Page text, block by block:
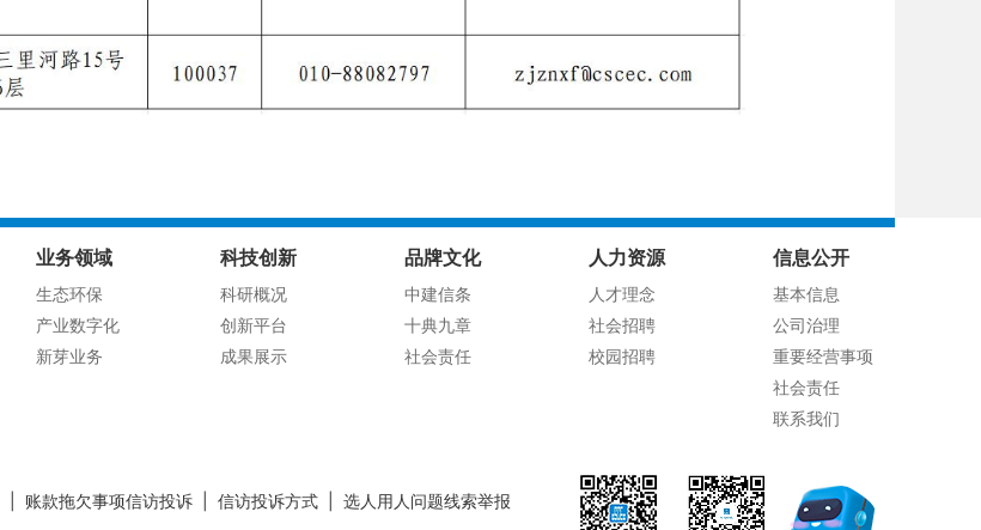
业务领域
生态环保
产业数字化
新芽业务
科技创新
科研概况
创新平台
成果展示
品牌文化
中建信条
十典九章
社会责任
人力资源
人才理念
社会招聘
校园招聘
信息公开
基本信息
公司治理
重要经营事项
社会责任
联系我们
账款拖欠事项信访投诉 信访投诉方式 选人用人问题线索举报